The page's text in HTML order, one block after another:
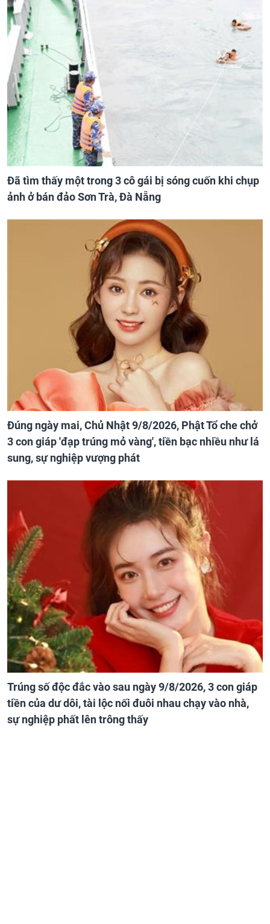
Đã tìm thấy một trong 3 cô gái bị sóng cuốn khi chụp
ảnh ở bán đảo Sơn Trà, Đà Nẵng
Đúng ngày mai, Chủ Nhật 9/8/2026, Phật Tổ che chở
3 con giáp 'đạp trúng mỏ vàng', tiền bạc nhiều như lá
sung, sự nghiệp vượng phát
Trúng số độc đắc vào sau ngày 9/8/2026, 3 con giáp
tiền của dư dôi, tài lộc nối đuôi nhau chạy vào nhà,
sự nghiệp phất lên trông thấy